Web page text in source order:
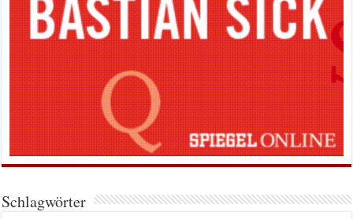
Schlagwörter